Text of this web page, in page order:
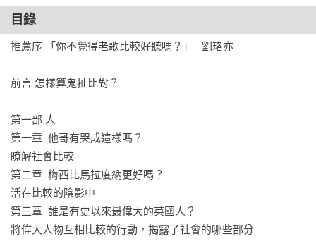
洪伯邑╱台大地理環境資源學系教授
洪裕宏╱陽明交通大學心智哲學研究所榮譽教授
陳鳳馨╱News98財經起床號主持人
目錄
推薦序 「你不覺得老歌比較好聽嗎？」   劉珞亦
前言 怎樣算鬼扯比對？
第一部 人
第一章  他哥有哭成這樣嗎？
瞭解社會比較
第二章  梅西比馬拉度納更好嗎？
活在比較的陰影中
第三章  誰是有史以來最偉大的英國人？
將偉大人物互相比較的行動，揭露了社會的哪些部分